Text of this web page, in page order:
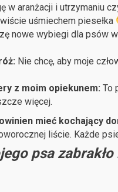
w aranżacji i utrzymaniu
uśmiechem piesełka
nowe wybiegi dla psów
Nie chcę, aby moje
z moim opiekunem: To
więcej.
mieć kochający
liście. Każde
psa